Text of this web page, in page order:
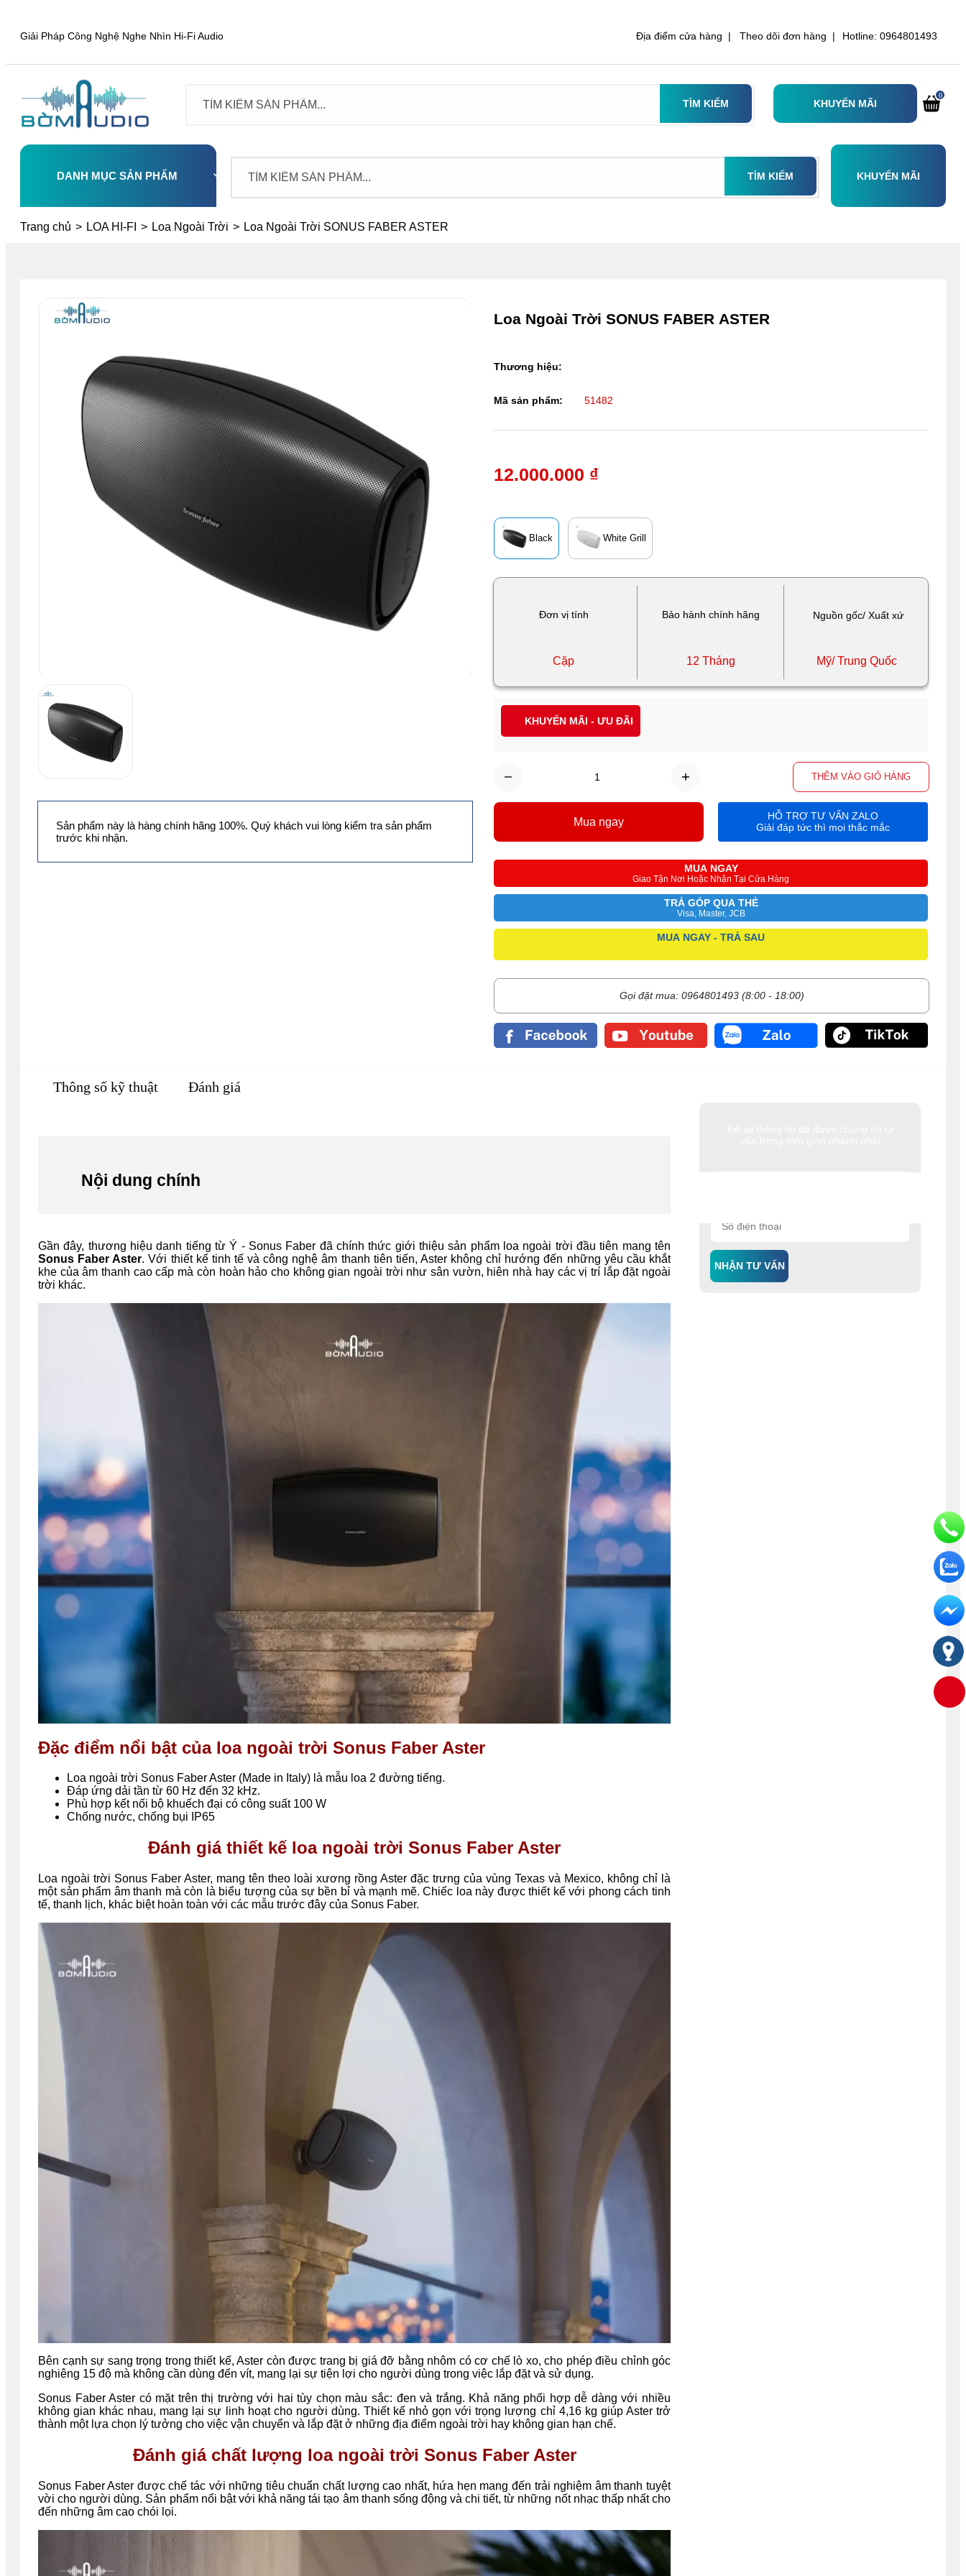
Giải Pháp Công Nghệ Nghe Nhìn Hi-Fi Audio Địa điểm cửa hàng | Theo dõi đơn hàng | Hotline: 0964801493
TÌM KIẾM KHUYẾN MÃI
0
DANH MỤC SẢN PHẨM
Select TÌM KIẾM KHUYẾN MÃI
Trang chủ > LOA HI-FI > Loa Ngoài Trời > Loa Ngoài Trời SONUS FABER ASTER
Đơn vị tính Bảo hành chính hãng Nguồn gốc/ Xuất xứ
Cặp 12 Tháng Mỹ/ Trung Quốc
Loa Ngoài Trời SONUS FABER ASTER
Black White Grill
THÊM VÀO GIỎ HÀNG
MUA NGAY
Giao Tận Nơi Hoặc Nhận Tại Cửa Hàng
TRẢ GÓP QUA THẺ
Visa, Master, JCB
MUA NGAY - TRẢ SAU
Gọi đặt mua: 0964801493 (8:00 - 18:00)
12.000.000 ₫
Thương hiệu:
Mã sản phẩm: 51482
Mua ngay
HỖ TRỢ TƯ VẤN ZALO
Giải đáp tức thì mọi thắc mắc
KHUYẾN MÃI - ƯU ĐÃI
Sản phẩm này là hàng chính hãng 100%. Quý khách vui lòng kiểm tra sản phẩm
trước khi nhận.
NHẬN TƯ VẤN
Thông số kỹ thuật Đánh giá
Nội dung chính
Gần đây, thương hiệu danh tiếng từ Ý - Sonus Faber đã chính thức giới thiệu sản phẩm loa ngoài trời đầu tiên mang tên
Sonus Faber Aster. Với thiết kế tinh tế và công nghệ âm thanh tiên tiến, Aster không chỉ hướng đến những yêu cầu khắt
khe của âm thanh cao cấp mà còn hoàn hảo cho không gian ngoài trời như sân vườn, hiên nhà hay các vị trí lắp đặt ngoài
trời khác.
Đặc điểm nổi bật của loa ngoài trời Sonus Faber Aster
Loa ngoài trời Sonus Faber Aster (Made in Italy) là mẫu loa 2 đường tiếng.
Đáp ứng dải tần từ 60 Hz đến 32 kHz.
Phù hợp kết nối bộ khuếch đại có công suất 100 W
Chống nước, chống bụi IP65
Đánh giá thiết kế loa ngoài trời Sonus Faber Aster
Loa ngoài trời Sonus Faber Aster, mang tên theo loài xương rồng Aster đặc trưng của vùng Texas và Mexico, không chỉ là
một sản phẩm âm thanh mà còn là biểu tượng của sự bền bỉ và mạnh mẽ. Chiếc loa này được thiết kế với phong cách tinh
tế, thanh lịch, khác biệt hoàn toàn với các mẫu trước đây của Sonus Faber.
Bên cạnh sự sang trọng trong thiết kế, Aster còn được trang bị giá đỡ bằng nhôm có cơ chế lò xo, cho phép điều chỉnh góc
nghiêng 15 độ mà không cần dùng đến vít, mang lại sự tiện lợi cho người dùng trong việc lắp đặt và sử dụng.
Sonus Faber Aster có mặt trên thị trường với hai tùy chọn màu sắc: đen và trắng. Khả năng phối hợp dễ dàng với nhiều
không gian khác nhau, mang lại sự linh hoạt cho người dùng. Thiết kế nhỏ gọn với trọng lượng chỉ 4,16 kg giúp Aster trở
thành một lựa chọn lý tưởng cho việc vận chuyển và lắp đặt ở những địa điểm ngoài trời hay không gian hạn chế.
Đánh giá chất lượng loa ngoài trời Sonus Faber Aster
Sonus Faber Aster được chế tác với những tiêu chuẩn chất lượng cao nhất, hứa hẹn mang đến trải nghiệm âm thanh tuyệt
vời cho người dùng. Sản phẩm nổi bật với khả năng tái tạo âm thanh sống động và chi tiết, từ những nốt nhạc thấp nhất cho
đến những âm cao chói lọi.